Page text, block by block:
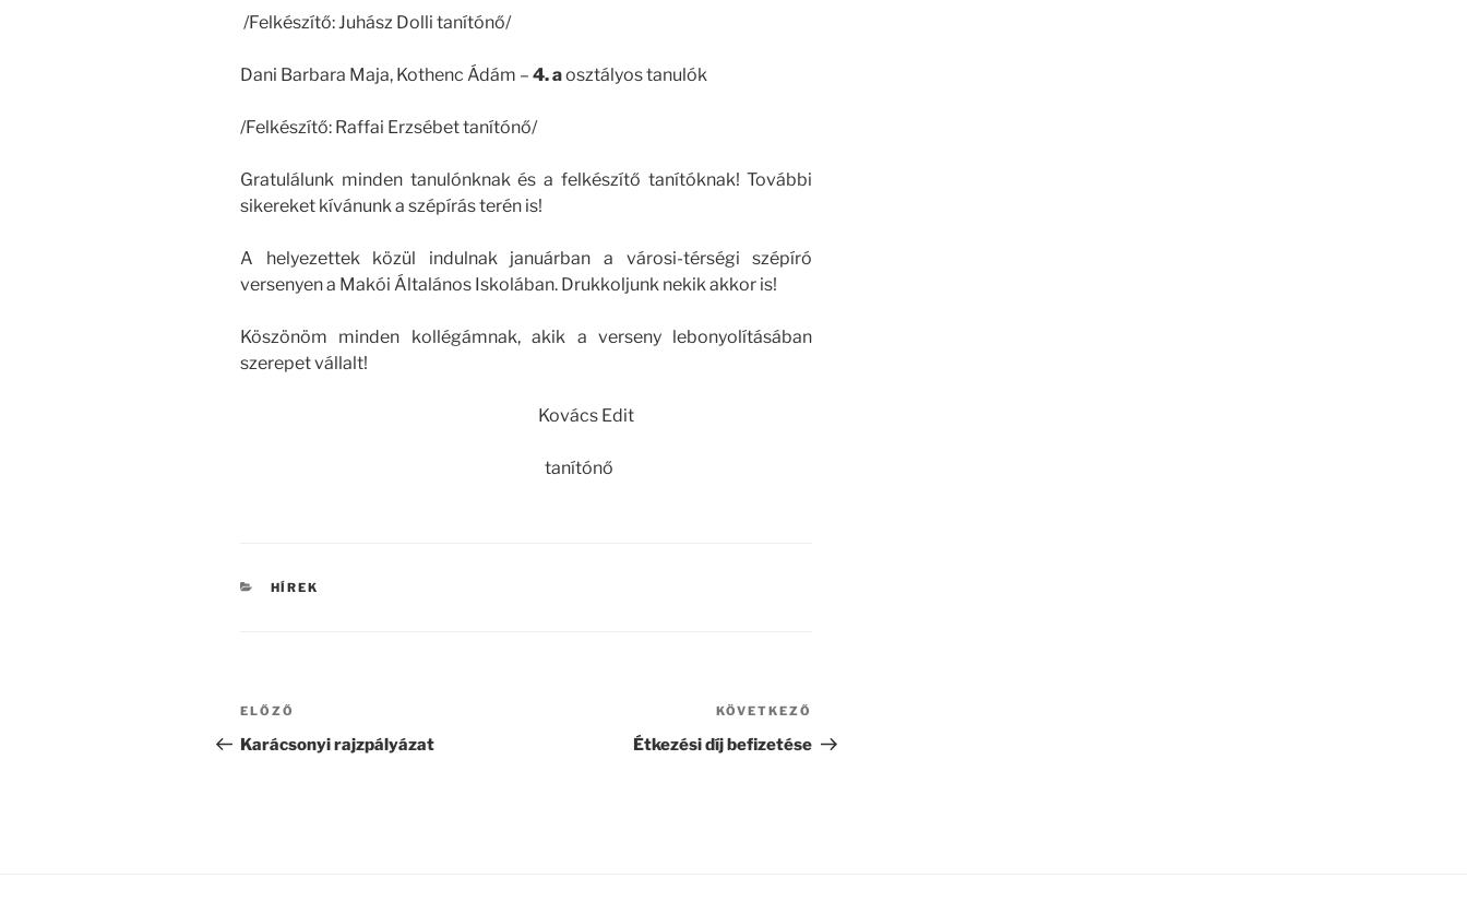
/Felkészítő: Juhász Dolli tanítónő/
Dani Barbara Maja, Kothenc Ádám – 4. aosztályos tanulók
/Felkészítő: Raffai Erzsébet tanítónő/
Gratulálunk minden tanulónknak és a felkészítő tanítóknak! További
sikereket kívánunk a szépírás terén is!
A helyezettek közül indulnak januárban a városi-térségi szépíró
versenyen a Makói Általános Iskolában. Drukkoljunk nekik akkor is!
Köszönöm minden kollégámnak, akik a verseny lebonyolításában
szerepet vállalt!
Kovács Edit
tanítónő
KATEGÓRIÁK
HÍREK
Bejegyzés
navigáció
Korábbi
bejegyzés
ELŐZŐ
Karácsonyi rajzpályázat
bejegyzés
KÖVETKEZŐ
Étkezési díj befizetése